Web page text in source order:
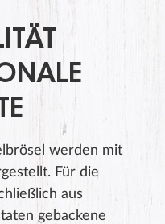
werden mit
Für die
aus
gebackene